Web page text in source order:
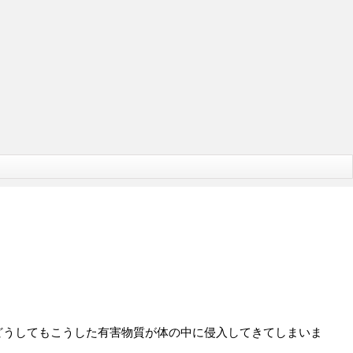
してもこうした有害物質が体の中に侵入してきてしまいま